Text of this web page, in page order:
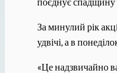
За минулий рік
удвічі, а в
«Це надзвичайно